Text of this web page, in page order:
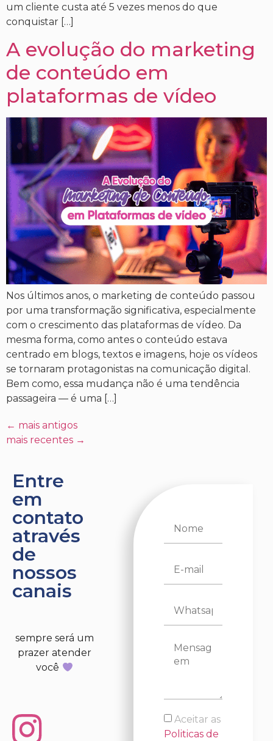
um cliente custa até 5 vezes menos do que
conquistar […]
A evolução do marketing
de conteúdo em
plataformas de vídeo
Nos últimos anos, o marketing de conteúdo passou
por uma transformação significativa, especialmente
com o crescimento das plataformas de vídeo. Da
mesma forma, como antes o conteúdo estava
centrado em blogs, textos e imagens, hoje os vídeos
se tornaram protagonistas na comunicação digital.
Bem como, essa mudança não é uma tendência
passageira — é uma […]
← mais antigos
mais recentes →
Entre
em
contato
através
de
nossos
canais
sempre será um
prazer atender
você
Aceitar as
Politicas de